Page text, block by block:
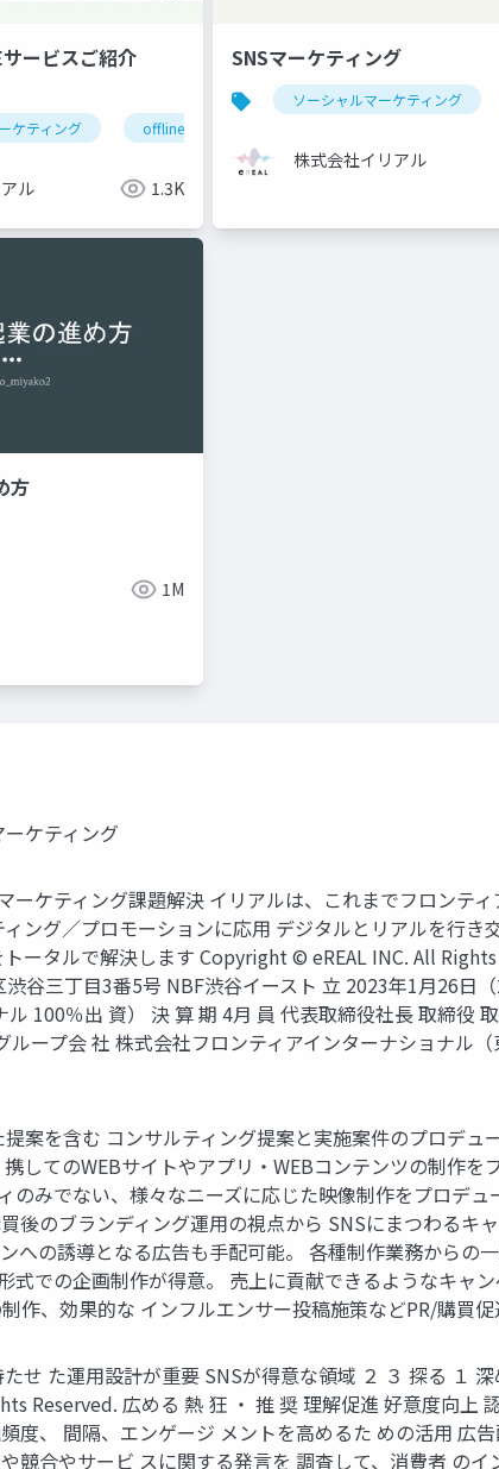
サービスご紹介
ケティング offline
ル 1.3K
SNSマーケティング
ソーシャルマーケティング
株式会社イリアル
方
1M
ケティング
ケティング課題解決 イリアルは、これまでフロンテ
ング／プロモーションに応用 デジタルとリアルを行
ータルで解決します Copyright © eREAL INC. All
谷三丁目3番5号 NBF渋谷イースト 立 2023年1月26日
100％出 資） 決 算 期 4月 員 代表取締役社長 取締役
ープ会 社 株式会社フロンティアインターナショナル
案を含む コンサルティング提案と実施案件のプロデュ
してのWEBサイトやアプリ・WEBコンテンツの制作
のみでない、様々なニーズに応じた映像制作をプロデ
後のブランディング運用の視点から SNSにまつわるキ
への誘導となる広告も手配可能。 各種制作業務からの
式での企画制作が得意。 売上に貢献できるようなキャ
作、効果的な インフルエンサー投稿施策などPR/購買
せ た運用設計が重要 SNSが得意な領域 ２ ３ 探る １
Reserved. 広める 熱 狂 ・ 推 奨 理解促進 好意度向
、 間隔、エンゲージ メントを高めるた めの活用 広
競合やサービ スに関する発言を 調査して、消費者 の